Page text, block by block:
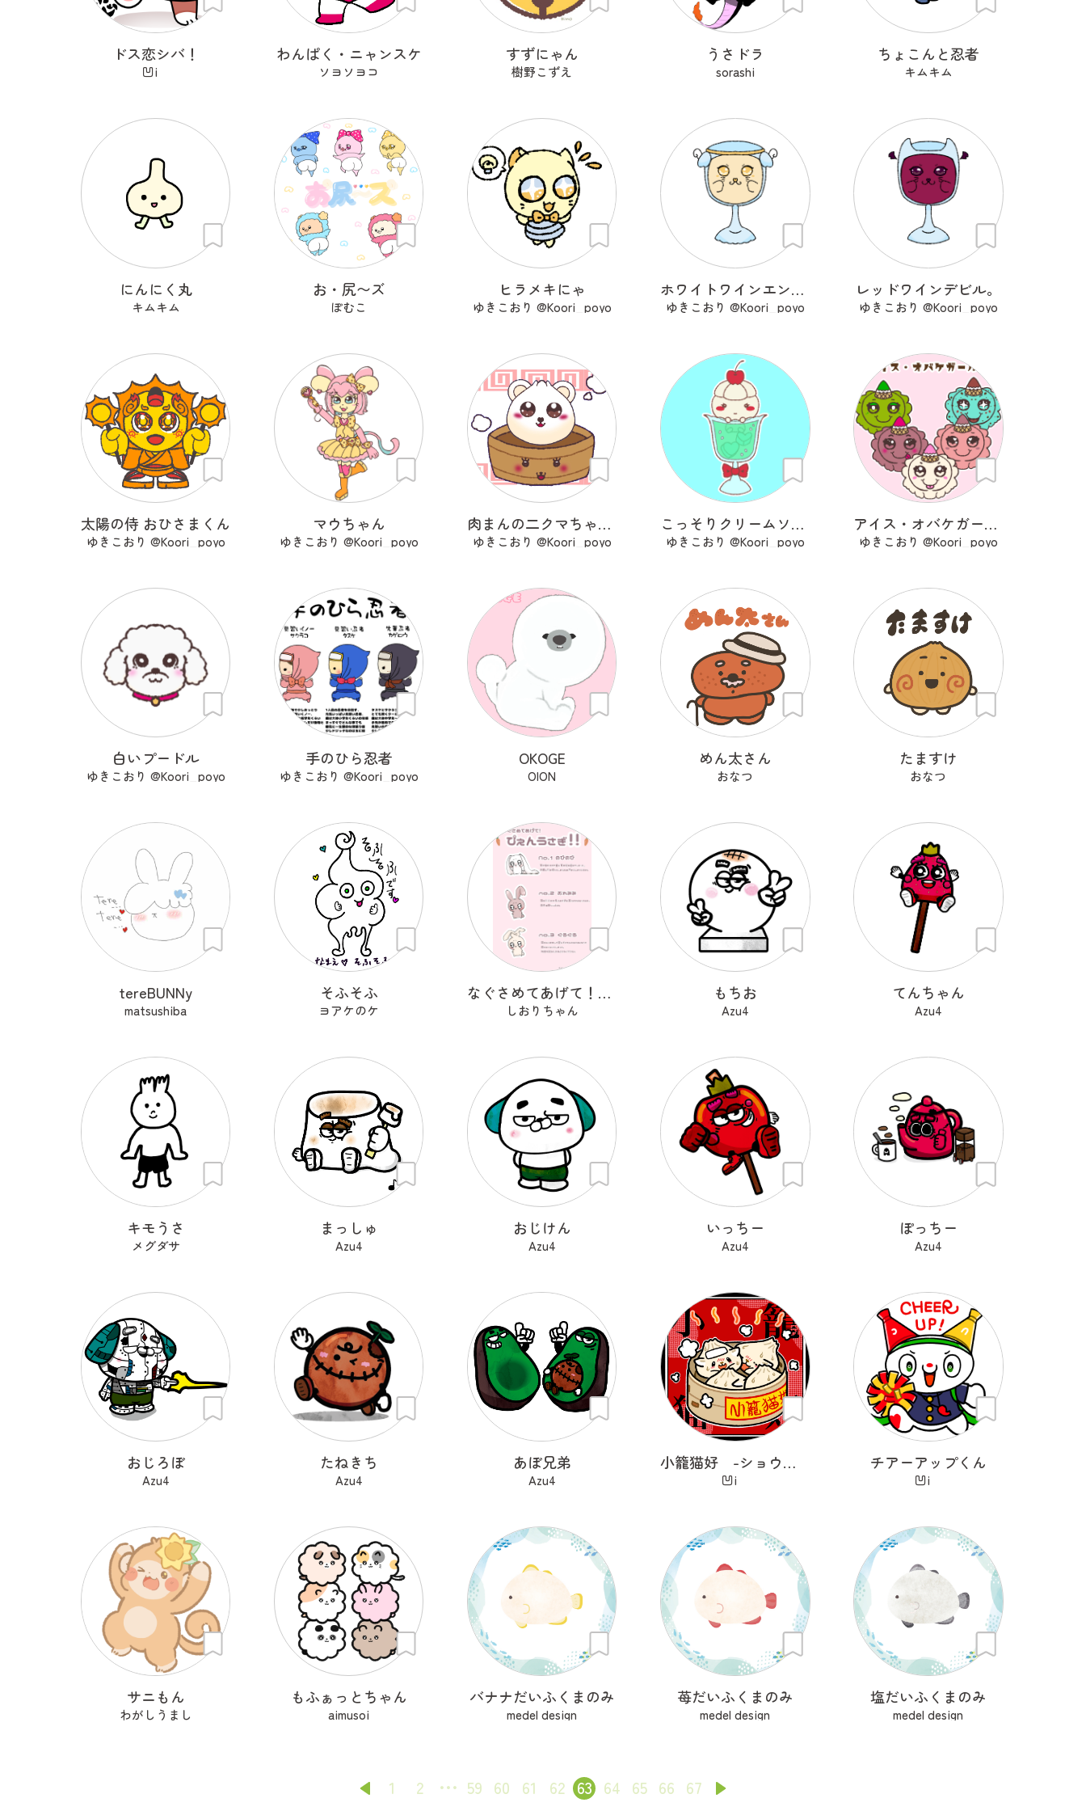
ドス恋シバ！
凹i
わんぱく・ニャンスケ
ソヨソヨコ
すずにゃん
樹野こずえ
うさドラ
sorashi
ちょこんと忍者
キムキム
にんにく丸
キムキム
お・尻〜ズ
ぽむこ
ヒラメキにゃ
ゆきこおり @Koori_poyo
ホワイトワインエンジェル
ゆきこおり @Koori_poyo
レッドワインデビル。
ゆきこおり @Koori_poyo
太陽の侍 おひさまくん
ゆきこおり @Koori_poyo
マウちゃん
ゆきこおり @Koori_poyo
肉まんの二クマちゃん＆せいろちゃん
ゆきこおり @Koori_poyo
こっそりクリームソーダ
ゆきこおり @Koori_poyo
アイス・オバケガールズ
ゆきこおり @Koori_poyo
白いプードル
ゆきこおり @Koori_poyo
手のひら忍者
ゆきこおり @Koori_poyo
OKOGE
OION
めん太さん
おなつ
たますけ
おなつ
tereBUNNy
matsushiba
そふそふ
ヨアケのケ
なぐさめてあげて！ぴえんうさぎ
しおりちゃん
もちお
Azu4
てんちゃん
Azu4
キモうさ
メグダサ
まっしゅ
Azu4
おじけん
Azu4
いっちー
Azu4
ぽっちー
Azu4
おじろぼ
Azu4
たねきち
Azu4
あぼ兄弟
Azu4
小籠猫好 -ショウロンニャンハオ-
凹i
チアーアップくん
凹i
サニもん
わがしうまし
もふぁっとちゃん
aimusoi
バナナだいふくまのみ
medel design
苺だいふくまのみ
medel design
塩だいふくまのみ
medel design
1 2 59 60 61 62 63 64 65 66 67